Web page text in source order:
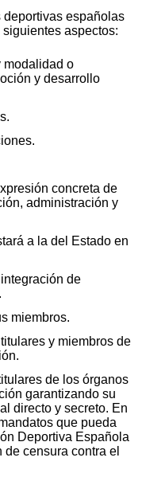
deportivas españolas
aspectos:
modalidad o
y desarrollo
concreta de
administración y
a la del Estado en
de
miembros.
y miembros de
de los órganos
garantizando su
directo y secreto. En
que pueda
Deportiva Española
censura contra el